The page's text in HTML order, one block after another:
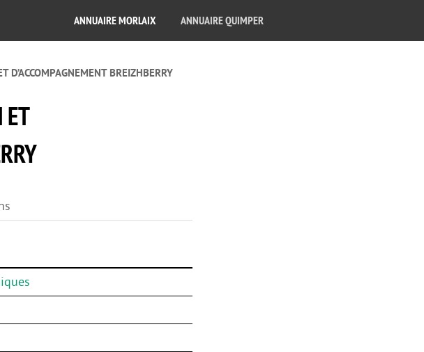
ANNUAIRE MORLAIX ANNUAIRE QUIMPER
D’ACCOMPAGNEMENT BREIZHBERRY